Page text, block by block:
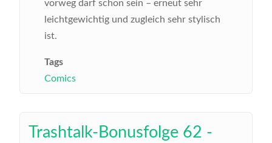
vorweg darf schon sein – erneut sehr
leichtgewichtig und zugleich sehr stylisch
ist.
Tags
Comics
Trashtalk-Bonusfolge 62 -